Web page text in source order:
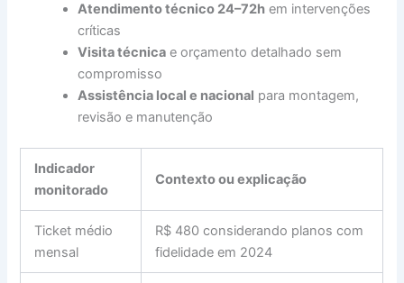
Atendimento técnico 24–72h em intervenções
críticas
Visita técnica e orçamento detalhado sem
compromisso
Assistência local e nacional para montagem,
revisão e manutenção
Indicador
monitorado
Contexto ou explicação
Ticket médio
mensal
R$ 480 considerando planos com
fidelidade em 2024